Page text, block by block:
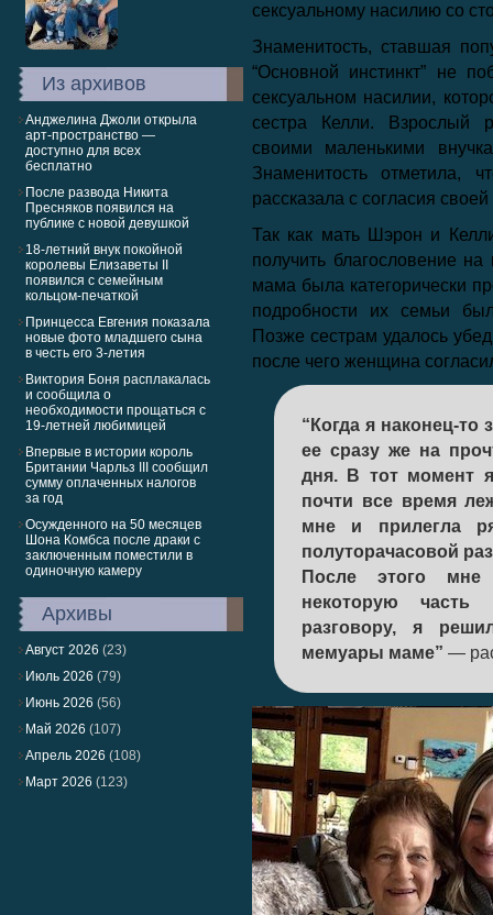
Из архивов
Анджелина Джоли открыла
арт-пространство —
доступно для всех
бесплатно
После развода Никита
Пресняков появился на
публике с новой девушкой
18-летний внук покойной
королевы Елизаветы II
появился с семейным
кольцом-печаткой
Принцесса Евгения показала
новые фото младшего сына
в честь его 3-летия
Виктория Боня расплакалась
и сообщила о
необходимости прощаться с
19-летней любимицей
Впервые в истории король
Британии Чарльз III сообщил
сумму оплаченных налогов
за год
Осужденного на 50 месяцев
Шона Комбса после драки с
заключенным поместили в
одиночную камеру
Архивы
Август 2026 (23)
Июль 2026 (79)
Июнь 2026 (56)
Май 2026 (107)
Апрель 2026 (108)
Март 2026 (123)
сексуальному насилию со
Знаменитость, ставшая
“Основной инстинкт” не
сексуальном насилии,
сестра Келли. Взрослый
своими маленькими
Знаменитость отметила,
рассказала с согласия
Так как мать Шэрон и
получить благословение
мама была категорически
подробности их семьи
Позже сестрам удалось
после чего женщина
“Когда я наконец-то
ее сразу же на
дня. В тот момент
почти все время
мне и прилегла
полуторачасовой
После этого мне
некоторую часть
разговору, я
мемуары маме” —